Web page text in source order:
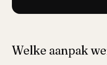
Welke aanpak